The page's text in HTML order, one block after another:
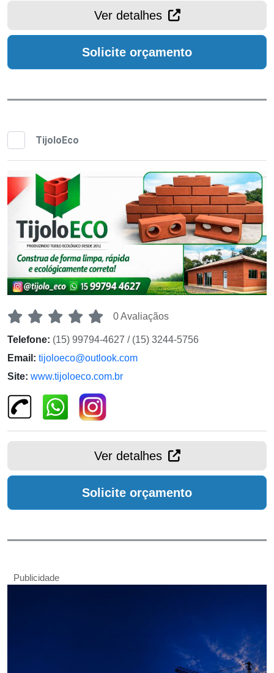
Ver detalhes
Solicite orçamento
TijoloEco
0 Avaliaçãos
Telefone: (15) 99794-4627 / (15) 3244-5756
Email: tijoloeco@outlook.com
Site: www.tijoloeco.com.br
Ver detalhes
Solicite orçamento
Publicidade